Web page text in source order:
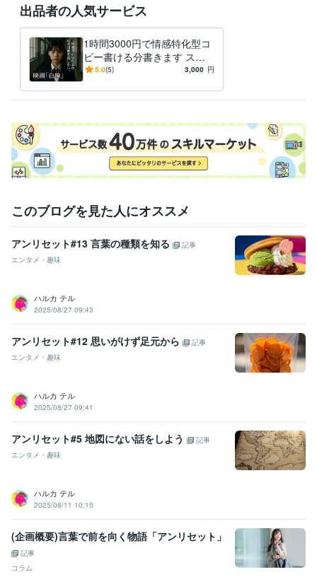
出品者の人気サービス
1時間3000円で情感特化型コ
ピー書ける分書きます スロ
ーガンなどコピーに近いもの
5.0(5) 3,000 円
このブログを見た人にオススメ
アンリセット#13 言葉の種類を知る
記事
エンタメ・趣味
ハルカ テル
2025/08/27 09:43
アンリセット#12 思いがけず足元から
記事
エンタメ・趣味
ハルカ テル
2025/08/27 09:41
アンリセット#5 地図にない話をしよう
記事
エンタメ・趣味
ハルカ テル
2025/08/11 10:15
(企画概要)言葉で前を向く物語「アンリセット」
記事
コラム